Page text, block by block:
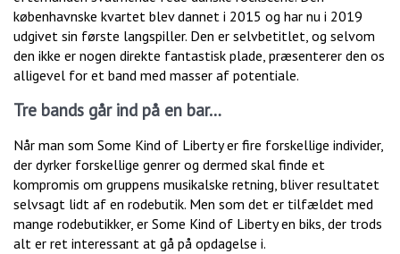
københavnske kvartet blev dannet i 2015 og har nu i 2019
udgivet sin første langspiller. Den er selvbetitlet, og selvom
den ikke er nogen direkte fantastisk plade, præsenterer den os
alligevel for et band med masser af potentiale.
Tre bands går ind på en bar…
Når man som Some Kind of Liberty er fire forskellige individer,
der dyrker forskellige genrer og dermed skal finde et
kompromis om gruppens musikalske retning, bliver resultatet
selvsagt lidt af en rodebutik. Men som det er tilfældet med
mange rodebutikker, er Some Kind of Liberty en biks, der trods
alt er ret interessant at gå på opdagelse i.